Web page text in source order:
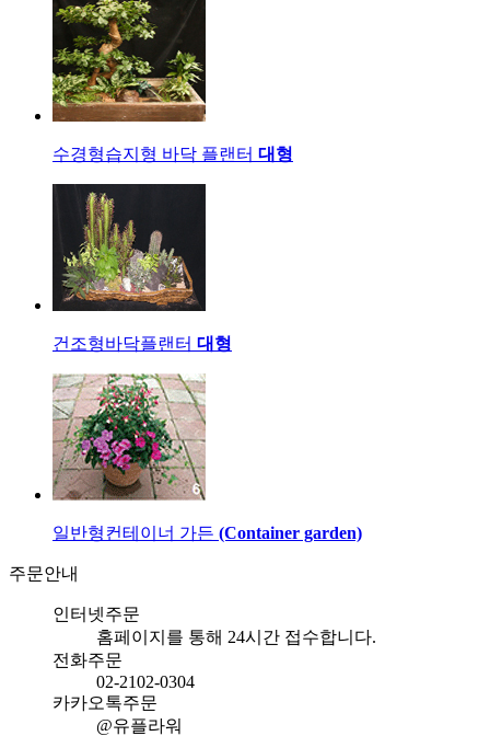
수경형습지형 바닥 플랜터 대형
건조형바닥플랜터 대형
일반형컨테이너 가든 (Container garden)
주문안내
인터넷주문
홈페이지를 통해 24시간 접수합니다.
전화주문
02-2102-0304
카카오톡주문
@유플라워